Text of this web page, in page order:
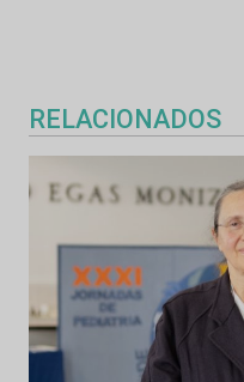
RELACIONADOS